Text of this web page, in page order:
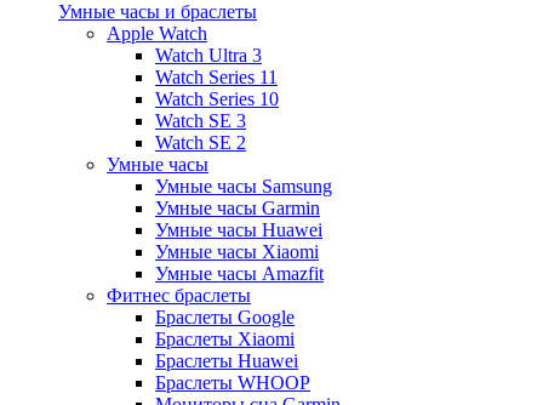
Умные часы и браслеты
Apple Watch
Watch Ultra 3
Watch Series 11
Watch Series 10
Watch SE 3
Watch SE 2
Умные часы
Умные часы Samsung
Умные часы Garmin
Умные часы Huawei
Умные часы Xiaomi
Умные часы Amazfit
Фитнес браслеты
Браслеты Google
Браслеты Xiaomi
Браслеты Huawei
Браслеты WHOOP